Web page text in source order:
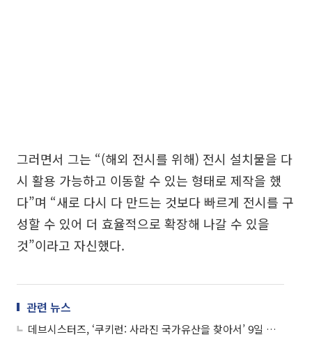
그러면서 그는 “(해외 전시를 위해) 전시 설치물을 다
시 활용 가능하고 이동할 수 있는 형태로 제작을 했
다”며 “새로 다시 다 만드는 것보다 빠르게 전시를 구
성할 수 있어 더 효율적으로 확장해 나갈 수 있을
것”이라고 자신했다.
관련 뉴스
데브시스터즈, ‘쿠키런: 사라진 국가유산을 찾아서’ 9일 개막